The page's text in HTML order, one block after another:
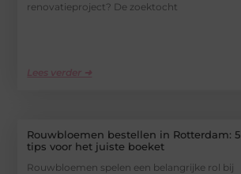
renovatieproject? De zoektocht
Lees verder ➜
Rouwbloemen bestellen in Rotterdam: 5
tips voor het juiste boeket
Rouwbloemen spelen een belangrijke rol bij